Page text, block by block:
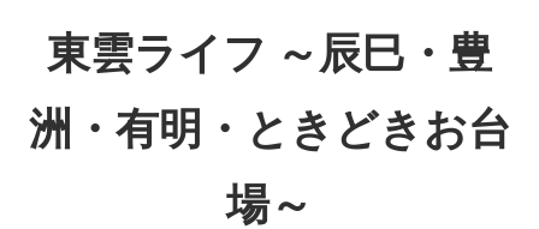
東雲ライフ ～辰巳・豊
洲・有明・ときどきお台
場～